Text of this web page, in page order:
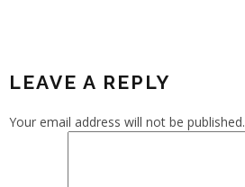
LEAVE A REPLY
Your email address will not be published.